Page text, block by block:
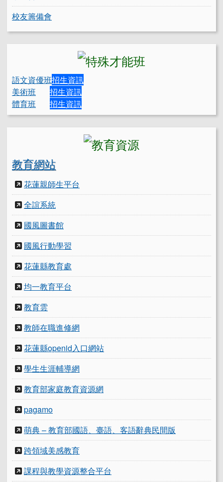
校友籌備會
語文資優班招生資訊
美術班
招生資訊
體育班
招生資訊
教育網站
花蓮親師生平台
全誼系統
國風圖書館
國風行動學習
花蓮縣教育處
均一教育平台
教育雲
教師在職進修網
花蓮縣openid入口網站
學生生涯輔導網
教育部家庭教育資源網
pagamo
萌典 – 教育部國語、臺語、客語辭典民間版
跨領域美感教育
課程與教學資源整合平台